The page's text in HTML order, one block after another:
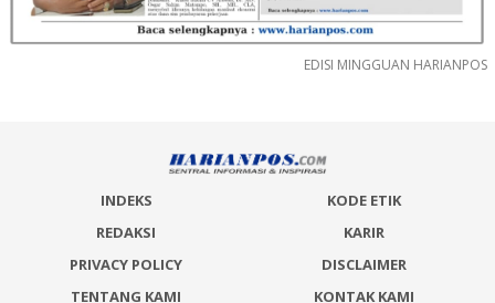
EDISI MINGGUAN HARIANPOS
INDEKS
KODE ETIK
REDAKSI
KARIR
PRIVACY POLICY
DISCLAIMER
TENTANG KAMI
KONTAK KAMI